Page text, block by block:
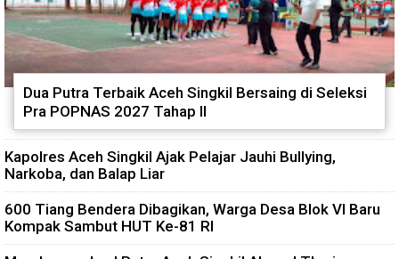
Dua Putra Terbaik Aceh Singkil Bersaing di Seleksi
Pra POPNAS 2027 Tahap II
Kapolres Aceh Singkil Ajak Pelajar Jauhi Bullying,
Narkoba, dan Balap Liar
600 Tiang Bendera Dibagikan, Warga Desa Blok VI Baru
Kompak Sambut HUT Ke-81 RI